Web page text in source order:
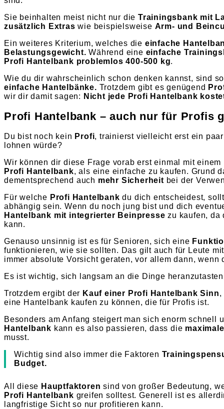
Sie beinhalten meist nicht nur die Trainingsbank mit
zusätzlich Extras wie beispielsweise Arm- und
Ein weiteres Kriterium, welches die einfache
Belastungsgewicht. Während eine einfache
Profi Hantelbank problemlos 400-500 kg.
Wie du dir wahrscheinlich schon denken kannst, sind
einfache Hantelbänke. Trotzdem gibt es genügend
wir dir damit sagen: Nicht jede Profi Hantelbank
Profi Hantelbank – auch nur für Profis
Du bist noch kein Profi, trainierst vielleicht erst ein
lohnen würde?
Wir können dir diese Frage vorab erst einmal mit
Profi Hantelbank, als eine einfache zu kaufen. Grund
dementsprechend auch mehr Sicherheit bei der
Für welche Profi Hantelbank du dich entscheidest,
abhängig sein. Wenn du noch jung bist und dich
Hantelbank mit integrierter Beinpresse zu kaufen, da
kann.
Genauso unsinnig ist es für Senioren, sich eine
funktionieren, wie sie sollten. Das gilt auch für Leute
immer absolute Vorsicht geraten, vor allem dann, wenn
Es ist wichtig, sich langsam an die Dinge
Trotzdem ergibt der Kauf einer Profi Hantelbank Sinn,
eine Hantelbank kaufen zu können, die für Profis ist.
Besonders am Anfang steigert man sich enorm schnell
Hantelbank kann es also passieren, dass die
musst.
Wichtig sind also immer die Faktoren
Budget.
All diese Hauptfaktoren sind von großer Bedeutung,
Profi Hantelbank greifen solltest. Generell ist es
langfristige Sicht so nur profitieren kann.